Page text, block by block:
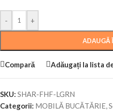
- +
ADAUGĂ
Compară Adăugați la lista
SKU: SHAR-FHF-LGRN
Categorii: MOBILĂ BUCĂTĂRIE,